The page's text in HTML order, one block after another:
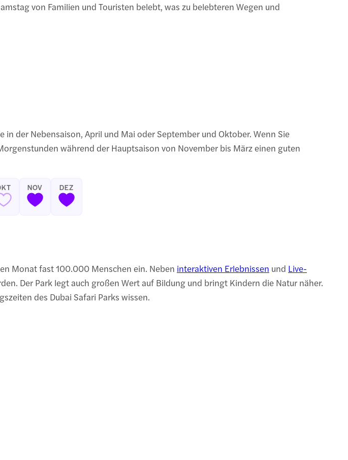
von Familien und Touristen belebt, was zu belebteren Wegen und
der Nebensaison, April und Mai oder September und Oktober. Wenn Sie
während der Hauptsaison von November bis März einen guten
NOV DEZ
Monat fast 100.000 Menschen ein. Neben interaktiven Erlebnissen und Live-
Der Park legt auch großen Wert auf Bildung und bringt Kindern die Natur näher.
des Dubai Safari Parks wissen.